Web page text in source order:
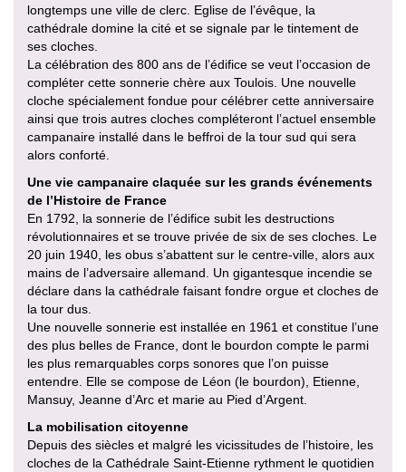
longtemps une ville de clerc. Eglise de l’évêque, la
cathédrale domine la cité et se signale par le tintement de
ses cloches.
La célébration des 800 ans de l’édifice se veut l’occasion de
compléter cette sonnerie chère aux Toulois. Une nouvelle
cloche spécialement fondue pour célébrer cette anniversaire
ainsi que trois autres cloches compléteront l’actuel ensemble
campanaire installé dans le beffroi de la tour sud qui sera
alors conforté.
Une vie campanaire claquée sur les grands événements
de l’Histoire de France
En 1792, la sonnerie de l’édifice subit les destructions
révolutionnaires et se trouve privée de six de ses cloches. Le
20 juin 1940, les obus s’abattent sur le centre-ville, alors aux
mains de l’adversaire allemand. Un gigantesque incendie se
déclare dans la cathédrale faisant fondre orgue et cloches de
la tour dus.
Une nouvelle sonnerie est installée en 1961 et constitue l’une
des plus belles de France, dont le bourdon compte le parmi
les plus remarquables corps sonores que l’on puisse
entendre. Elle se compose de Léon (le bourdon), Etienne,
Mansuy, Jeanne d’Arc et marie au Pied d’Argent.
La mobilisation citoyenne
Depuis des siècles et malgré les vicissitudes de l’histoire, les
cloches de la Cathédrale Saint-Etienne rythment le quotidien